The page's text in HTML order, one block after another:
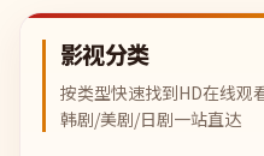
影视分类
按类型快速找到HD在线观
韩剧/美剧/日剧一站直达